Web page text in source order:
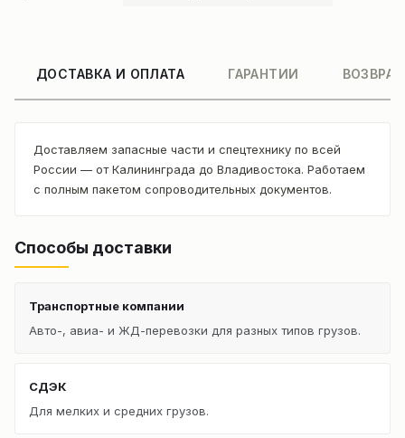
ДОСТАВКА И ОПЛАТА ГАРАНТИИ
Доставляем запасные части и спецтехнику по всей
России — от Калининграда до Владивостока. Работаем
с полным пакетом сопроводительных документов.
Способы доставки
Транспортные компании
Авто-, авиа- и ЖД-перевозки для разных типов грузов.
СДЭК
Для мелких и средних грузов.